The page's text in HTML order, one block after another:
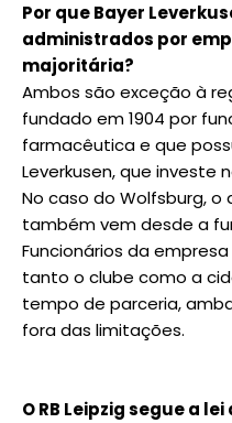
Por que Bayer
administrados por
majoritária?
Ambos são exceção à
fundado em 1904 por
farmacêutica e que
Leverkusen, que investe
No caso do Wolfsburg,
também vem desde a
Funcionários da
tanto o clube como a
tempo de parceria,
fora das limitações.
O RB Leipzig segue a lei